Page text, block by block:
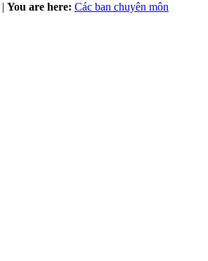
| You are here: Các ban chuyên môn